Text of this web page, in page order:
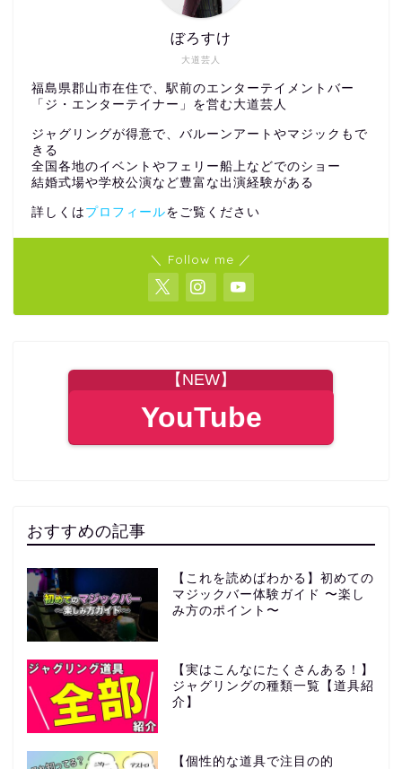
大道芸人
ぼろすけ
福島県郡山市在住で、駅前のエンターテイメントバー
「ジ・エンターテイナー」を営む大道芸人
ジャグリングが得意で、バルーンアートやマジックもで
きる
全国各地のイベントやフェリー船上などでのショー
結婚式場や学校公演など豊富な出演経験がある
詳しくは プロフィールをご覧ください
＼ Follow me ／
【NEW】
YouTube
おすすめの記事
【これを読めばわかる】初めての
マジックバー体験ガイド 〜楽し
み方のポイント〜
【実はこんなにたくさんある！】
ジャグリングの種類一覧【道具紹
介】
【個性的な道具で注目の的